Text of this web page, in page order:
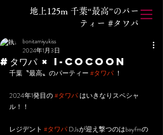
地上125m 千葉“最高”のパー
ティー #タワパ
#タワパ × I-Cocoon
bonitamiyukiss
2024年1月3日
千葉〝最高〟のパーティー #タワパ ！
2024年1発目の #タワパ はいきなりスペシャ
ル！！
レジデント #タワパ DJsが迎え撃つのはbayfmの